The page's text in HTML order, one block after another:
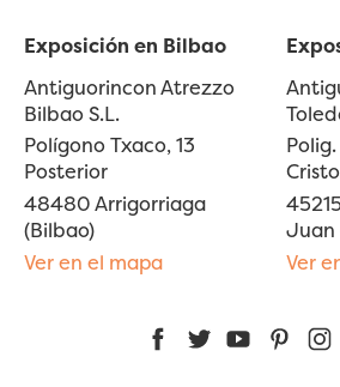
Exposición en Bilbao
Antiguorincon Atrezzo
Bilbao S.L.
Polígono Txaco, 13
Posterior
48480 Arrigorriaga
(Bilbao)
Ver en el mapa
Juan
Ver
FacebookTwitterYouTube